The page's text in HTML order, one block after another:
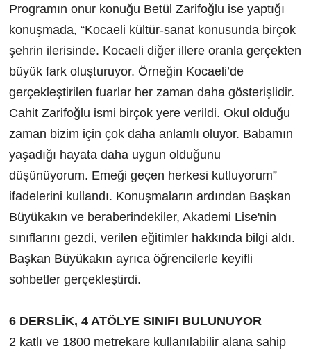
Programın onur konuğu Betül Zarifoğlu ise yaptığı
konuşmada, “Kocaeli kültür-sanat konusunda birçok
şehrin ilerisinde. Kocaeli diğer illere oranla gerçekten
büyük fark oluşturuyor. Örneğin Kocaeli’de
gerçekleştirilen fuarlar her zaman daha gösterişlidir.
Cahit Zarifoğlu ismi birçok yere verildi. Okul olduğu
zaman bizim için çok daha anlamlı oluyor. Babamın
yaşadığı hayata daha uygun olduğunu
düşünüyorum. Emeği geçen herkesi kutluyorum”
ifadelerini kullandı. Konuşmaların ardından Başkan
Büyükakın ve beraberindekiler, Akademi Lise'nin
sınıflarını gezdi, verilen eğitimler hakkında bilgi aldı.
Başkan Büyükakın ayrıca öğrencilerle keyifli
sohbetler gerçekleştirdi.
6 DERSLİK, 4 ATÖLYE SINIFI BULUNUYOR
2 katlı ve 1800 metrekare kullanılabilir alana sahip